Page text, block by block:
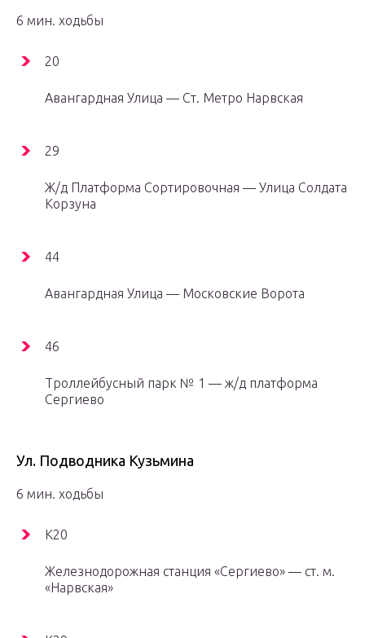
6 мин. ходьбы
20
Авангардная Улица — Cт. Метро Нарвская
29
Ж/д Платформа Сортировочная — Улица Солдата
Корзуна
44
Авангардная Улица — Московские Ворота
46
Троллейбусный парк № 1 — ж/д платформа
Сергиево
Ул. Подводника Кузьмина
6 мин. ходьбы
К20
Железнодорожная станция «Сергиево» — ст. м.
«Нарвская»